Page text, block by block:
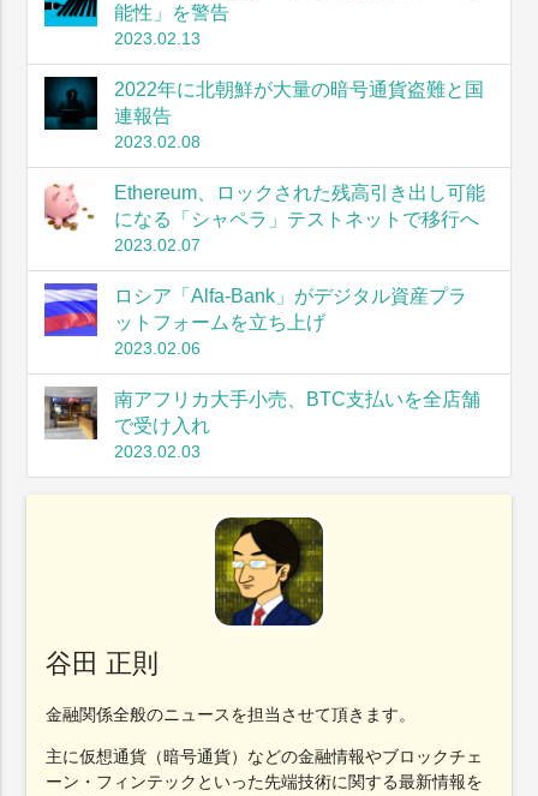
能性」を警告
2023.02.13
2022年に北朝鮮が大量の暗号通貨盗難と国
連報告
2023.02.08
Ethereum、ロックされた残高引き出し可能
になる「シャペラ」テストネットで移行へ
2023.02.07
ロシア「Alfa-Bank」がデジタル資産プラ
ットフォームを立ち上げ
2023.02.06
南アフリカ大手小売、BTC支払いを全店舗
で受け入れ
2023.02.03
谷田 正則
金融関係全般のニュースを担当させて頂きます。
主に仮想通貨（暗号通貨）などの金融情報やブロックチェ
ーン・フィンテックといった先端技術に関する最新情報を